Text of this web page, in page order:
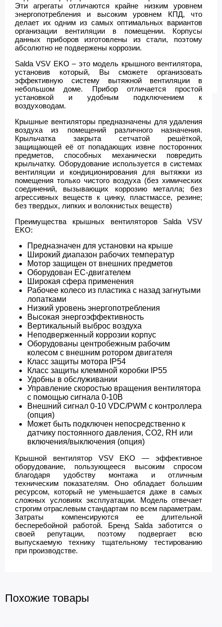
Эти агрегаты отличаются крайне низким уровнем
энергопотребления и высоким уровнем КПД, что
делает их одним из самых оптимальных вариантов
организации вентиляции в помещении. Корпусы
данных приборов изготовлены из стали, поэтому
абсолютно не подвержены коррозии.
Salda VSV EKO – это модель крышного вентилятора,
установив который, Вы сможете организовать
эффективную систему вытяжной вентиляции в
небольшом доме. Прибор отличается простой
установкой и удобным подключением к
воздуховодам.
Крышные вентиляторы предназначены для удаления
воздуха из помещений различного назначения.
Крыльчатка закрыта сетчатой решёткой,
защищающей её от попадающих извне посторонних
предметов, способных механически повредить
крыльчатку. Оборудование используется в системах
вентиляции и кондиционирования для вытяжки из
помещения только чистого воздуха (без химических
соединений, вызывающих коррозию металла; без
агрессивных веществ к цинку, пластмассе, резине;
без твердых, липких и волокнистых веществ)
Преимущества крышных вентиляторов Salda VSV
EKO:
Предназначен для установки на крыше
Широкий диапазон рабочих температур
Мотор защищен от внешних предметов
Оборудован ЕС-двигателем
Широкая сфера применения
Рабочее колесо из пластика с назад загнутыми
лопатками
Низкий уровень энергопотребления
Высокая энергоэффективность
Вертикальный выброс воздуха
Неподверженный коррозии корпус
Оборудованы центробежным рабочим
колесом с внешним ротором двигателя
Класс защиты мотора IP54
Класс защиты клеммной коробки IP55
Удобны в обслуживании
Управление скоростью вращения вентилятора
с помощью сигнала 0-10В
Внешний сигнал 0-10 VDC/PWM с контроллера
(опция)
Может быть подключен непосредственно к
датчику постоянного давления, CO2, RH или
включения/выключения (опция)
Крышной вентилятор VSV EKO — эффективное
оборудование, пользующееся высоким спросом
благодаря удобству монтажа и отличным
техническим показателям. Оно обладает большим
ресурсом, который не уменьшается даже в самых
сложных условиях эксплуатации. Модель отвечает
строгим отраслевым стандартам по всем параметрам.
Затраты компенсируются ее длительной
бесперебойной работой. Бренд Salda заботится о
своей репутации, поэтому подвергает всю
выпускаемую технику тщательному тестированию
при производстве.
Похожие товары